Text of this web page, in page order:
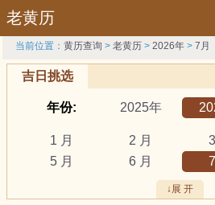
老黄历
当前位置：黄历查询 >老黄历 >2026年 >7月
吉日挑选
年份: 2025年
1 月 2 月
5 月
6 月
↓展 开